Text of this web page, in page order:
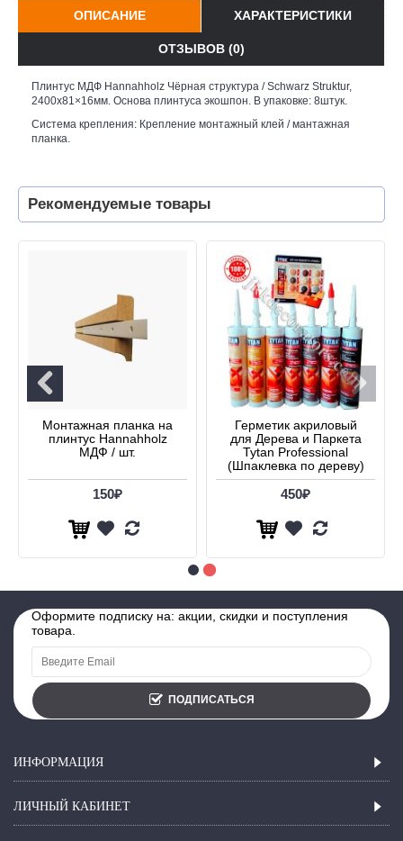
ОПИСАНИЕ ХАРАКТЕРИСТИКИ
ОТЗЫВОВ (0)
Плинтус МДФ Hannahholz Чёрная структура / Schwarz Struktur,
2400х81×16мм. Основа плинтуса экошпон. В упаковке: 8штук.
Система крепления: Крепление монтажный клей /мантажная
планка.
Рекомендуемые товары
Монтажная планка на
плинтус Hannahholz
МДФ / шт.
150₽
Герметик акриловый
для Дерева и Паркета
Tytan Professional
(Шпаклевка по дереву)
450₽
Оформите подписку на: акции, скидки и поступления
товара.
ПОДПИСАТЬСЯ
ИНФОРМАЦИЯ
ЛИЧНЫЙ КАБИНЕТ